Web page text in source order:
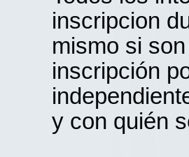
inscripcion
mismo si
inscripción
y con quién